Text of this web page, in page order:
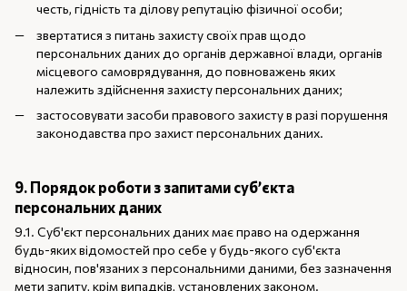
честь, гідність та ділову репутацію фізичної особи;
звертатися з питань захисту своїх прав щодо
персональних даних до органів державної влади, органів
місцевого самоврядування, до повноважень яких
належить здійснення захисту персональних даних;
застосовувати засоби правового захисту в разі порушення
законодавства про захист персональних даних.
9. Порядок роботи з запитами суб’єкта
персональних даних
9.1. Суб'єкт персональних даних має право на одержання
будь-яких відомостей про себе у будь-якого суб'єкта
відносин, пов'язаних з персональними даними, без зазначення
мети запиту, крім випадків, установлених законом.